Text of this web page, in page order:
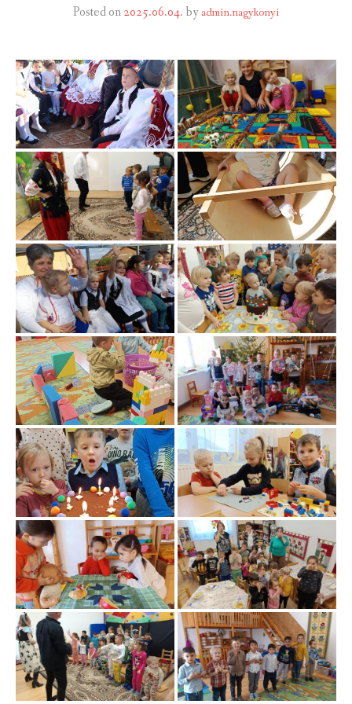
INFORMÁCIÓK
GALÉRIA
KAPCSOLAT
LETÖLTHETŐ NYOMTATVÁNYOK
VÁLASZTÁS 2026
TELEPÜLÉSIKÉPVISELŐI VAGYONNYILATKOZATOK – 2026.
ÉV
ROMA NEMZETISÉGI ÖNKORMÁNYZATI KÉPVISELŐK
VAGYONNYILATKOZATA – 2026. ÉV
Posted on2025.06.04.by admin.nagykonyi